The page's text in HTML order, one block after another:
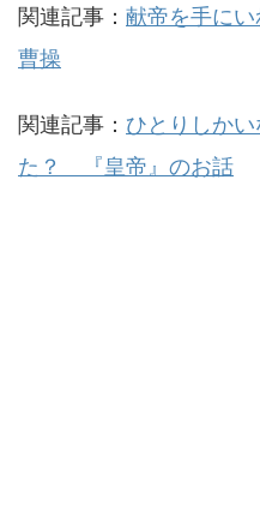
関連記事： 献帝を手に
曹操
関連記事： ひとりしか
た？ 『皇帝』のお話